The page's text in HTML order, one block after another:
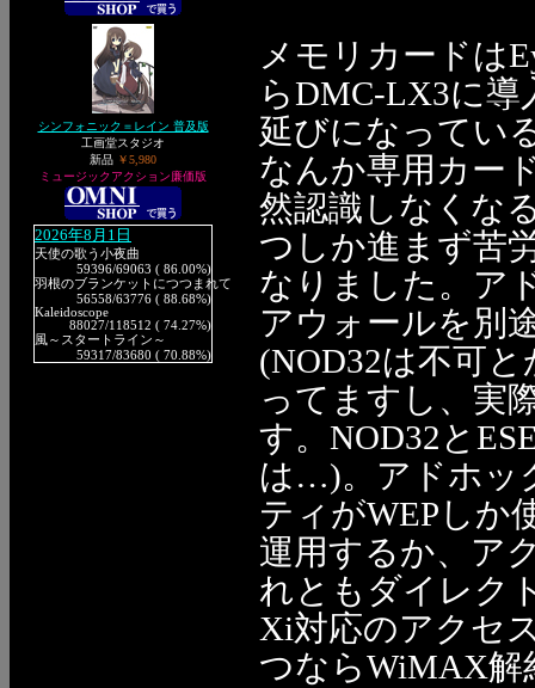
シンフォニック＝レイン 普及版
工画堂スタジオ
新品 ￥5,980
ミュージックアクション廉価版
2026年8月1日
天使の歌う小夜曲
59396/69063 ( 86.00%)
羽根のブランケットにつつまれて
56558/63776 ( 88.68%)
Kaleidoscope
88027/118512 ( 74.27%)
風～スタートライン～
59317/83680 ( 70.88%)
メモリカードは
らDMC-LX3に
延びになってい
なんか専用カー
然認識しなくな
つしか進まず苦
なりました。ア
アウォールを別
(NOD32は不可
ってますし、実
す。NOD32と
は…)。アドホッ
ティがWEPしか
運用するか、ア
れともダイレク
Xi対応のアクセ
つならWiMAX